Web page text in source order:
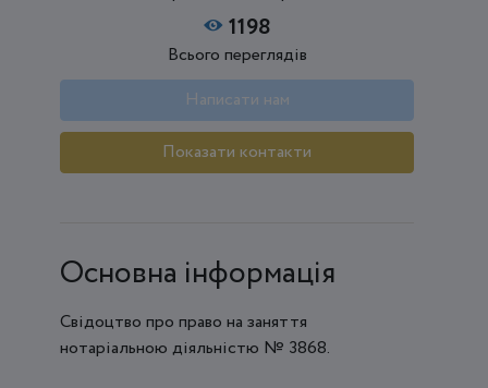
1198
Всього переглядів
Написати нам
Показати контакти
Основна інформація
Свідоцтво про право на заняття
нотаріальною діяльністю № 3868.